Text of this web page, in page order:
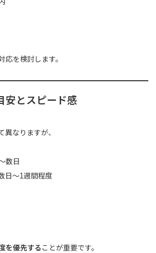
を検討します。
安とスピード感
なりますが、
数日
日〜1週間程度
を優先する ことが重要です。